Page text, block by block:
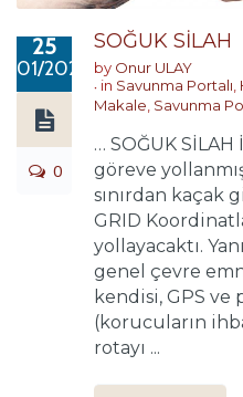
25
01/2020
0
SOĞUK SİLAH
by Onur ULAY
in Savunma Portalı
Makale Savunma
… SOĞUK
göreve
sınırdan kaçak
GRID
yollayacaktı.
genel çevre
kendisi, GPS ve
(korucuların
rotayı ...